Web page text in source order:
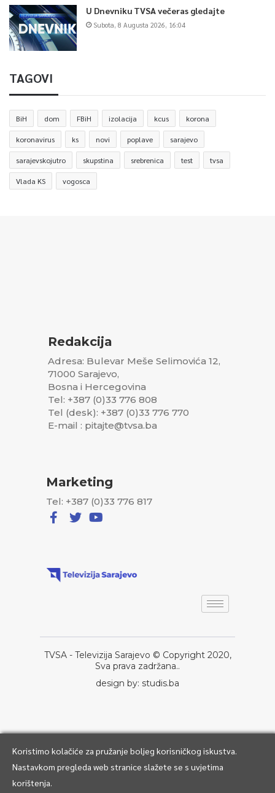
U Dnevniku TVSA večeras gledajte
Subota, 8 Augusta 2026, 16:04
TAGOVI
BiH dom FBiH izolacija kcus korona
koronavirus ks novi poplave sarajevo
sarajevskojutro skupstina srebrenica test tvsa
Vlada KS vogosca
Redakcija
Adresa: Bulevar Meše Selimovića 12,
71000 Sarajevo,
Bosna i Hercegovina
Tel: +387 (0)33 776 808
Tel (desk): +387 (0)33 776 770
E-mail : pitajte@tvsa.ba
Marketing
Tel: +387 (0)33 776 817
TVSA - Televizija Sarajevo © Copyright 2020,
Sva prava zadržana..
design by: studis.ba
Koristimo kolačiće za pružanje boljeg korisničkog iskustva.
Nastavkom pregleda web stranice slažete se s uvjetima
korištenja.